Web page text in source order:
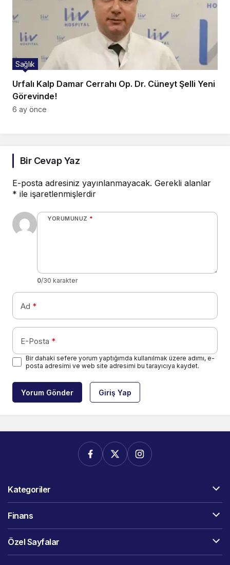
Urfalı Kalp Damar Cerrahı Op. Dr. Cüneyt Şelli Yeni
Görevinde!
Sağlık
6 ay önce
Bir Cevap Yaz
E-posta adresiniz yayınlanmayacak. Gerekli alanlar
* ile işaretlenmişlerdir
YORUMUNUZ *
0/30 karakter
Ad *
E-Posta *
Bir dahaki sefere yorum yaptığımda kullanılmak üzere adımı, e-
posta adresimi ve web site adresimi bu tarayıcıya kaydet.
Yorum Gönder Giriş Yap
Kategoriler
Finans
Özel Sayfalar